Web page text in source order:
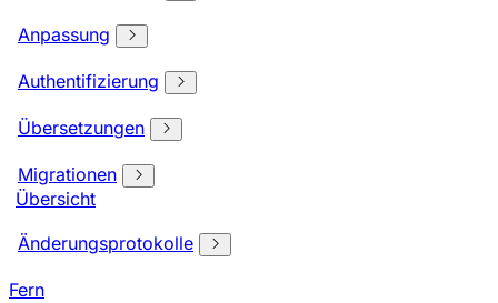
Anpassung
Authentifizierung
Übersetzungen
Migrationen
Übersicht
Änderungsprotokolle
Fern